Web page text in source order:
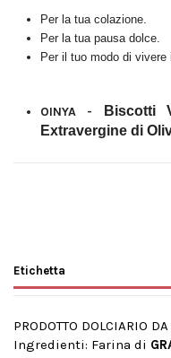
Per la tua colazione.
Per la tua pausa dolce.
Per il tuo modo di
OINYA -
Biscotti
Extravergine di
Etichetta
PRODOTTO DOLCIARIO
Ingredienti: Farina di